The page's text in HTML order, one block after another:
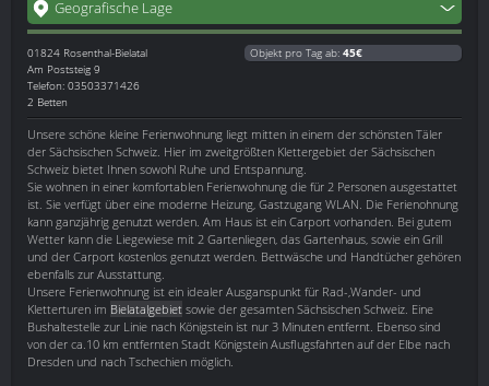
Geografische Lage
01824 Rosenthal-Bielatal
Am Poststeig 9
Telefon: 03503371426
2 Betten
Objekt pro Tag ab: 45€
Unsere schöne kleine Ferienwohnung liegt mitten in einem der schönsten Täler
der Sächsischen Schweiz. Hier im zweitgrößten Klettergebiet der Sächsischen
Schweiz bietet Ihnen sowohl Ruhe und Entspannung.
Sie wohnen in einer komfortablen Ferienwohnung die für 2 Personen ausgestattet
ist. Sie verfügt über eine moderne Heizung, Gastzugang WLAN. Die Ferienohnung
kann ganzjährig genutzt werden. Am Haus ist ein Carport vorhanden. Bei gutem
Wetter kann die Liegewiese mit 2 Gartenliegen, das Gartenhaus, sowie ein Grill
und der Carport kostenlos genutzt werden. Bettwäsche und Handtücher gehören
ebenfalls zur Ausstattung.
Unsere Ferienwohnung ist ein idealer Ausganspunkt für Rad-,Wander- und
Kletterturen im Bielatalgebiet sowie der gesamten Sächsischen Schweiz. Eine
Bushaltestelle zur Linie nach Königstein ist nur 3 Minuten entfernt. Ebenso sind
von der ca.10 km entfernten Stadt Königstein Ausflugsfahrten auf der Elbe nach
Dresden und nach Tschechien möglich.